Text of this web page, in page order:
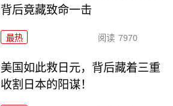
背后竟藏致命一击
最热 阅读 7970
美国如此救日元，背后藏着三重
收割日本的阳谋！